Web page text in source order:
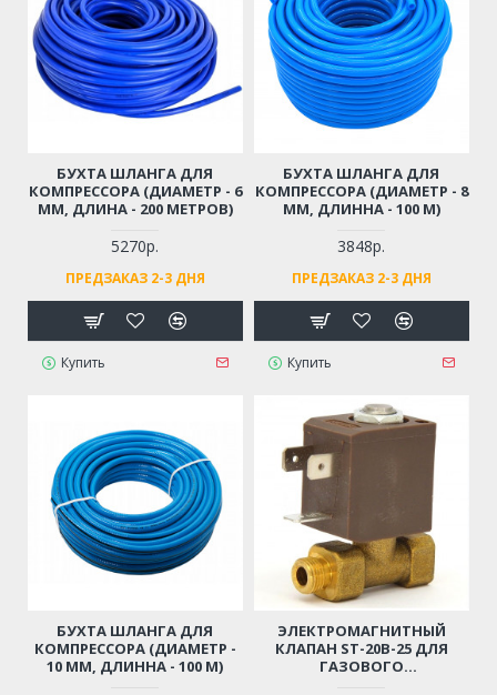
БУХТА ШЛАНГА ДЛЯ
КОМПРЕССОРА (ДИАМЕТР - 6
ММ, ДЛИНА - 200 МЕТРОВ)
5270р.
ПРЕДЗАКАЗ 2-3 ДНЯ
Купить
БУХТА ШЛАНГА ДЛЯ
КОМПРЕССОРА (ДИАМЕТР - 8
ММ, ДЛИННА - 100 М)
3848р.
ПРЕДЗАКАЗ 2-3 ДНЯ
Купить
БУХТА ШЛАНГА ДЛЯ
КОМПРЕССОРА (ДИАМЕТР -
10 ММ, ДЛИННА - 100 М)
ЭЛЕКТРОМАГНИТНЫЙ
КЛАПАН ST-20B-25 ДЛЯ
ГАЗОВОГО